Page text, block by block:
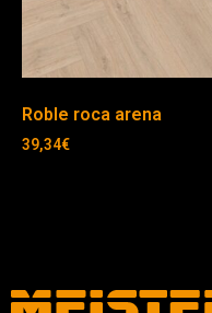
Roble roca arena
39,34€